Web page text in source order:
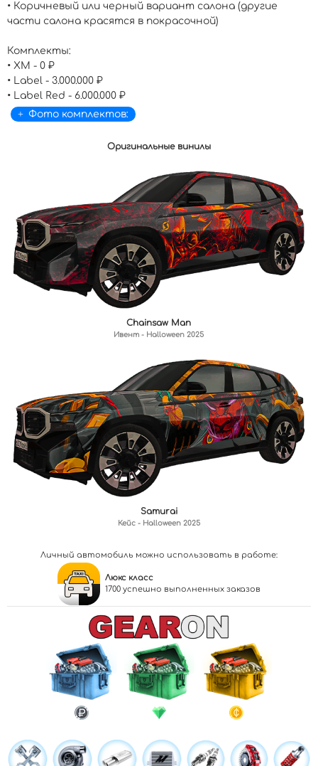
• Коричневый или черный вариант салона (другие
части салона красятся в покрасочной)
Комплекты:
• XM - 0 ₽
• Label - 3.000.000 ₽
• Label Red - 6.000.000 ₽
Фото комплектов:
Оригинальные винилы
Chainsaw Man
Ивент - Halloween 2025
Samurai
Кейс - Halloween 2025
Личный автомобиль можно использовать в работе:
Люкс класс
1700 успешно выполненных заказов